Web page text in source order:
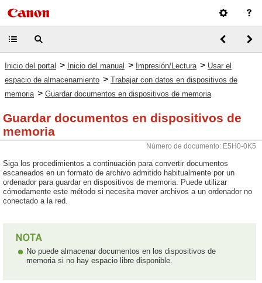
Inicio del portal > Inicio del manual > Impresión/Lectura > Usar el
espacio de almacenamiento > Trabajar con datos en dispositivos de
memoria > Guardar documentos en dispositivos de memoria
Guardar documentos en dispositivos de
memoria
Número de documento: E5H0-0K5
Siga los procedimientos a continuación para convertir documentos
escaneados en un formato de archivo admitido habitualmente por un
ordenador para guardar en dispositivos de memoria. Puede utilizar
cómodamente este método si necesita mover archivos a un ordenador no
conectado a la red.
No puede almacenar documentos en los dispositivos de
memoria si no hay espacio libre disponible.